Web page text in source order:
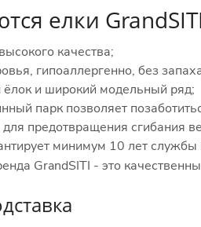
елки
качества;
гипоаллергенно, без
и широкий модельный ряд;
парк позволяет
предотвращения сгибания
минимум 10 лет
GrandSITI - это